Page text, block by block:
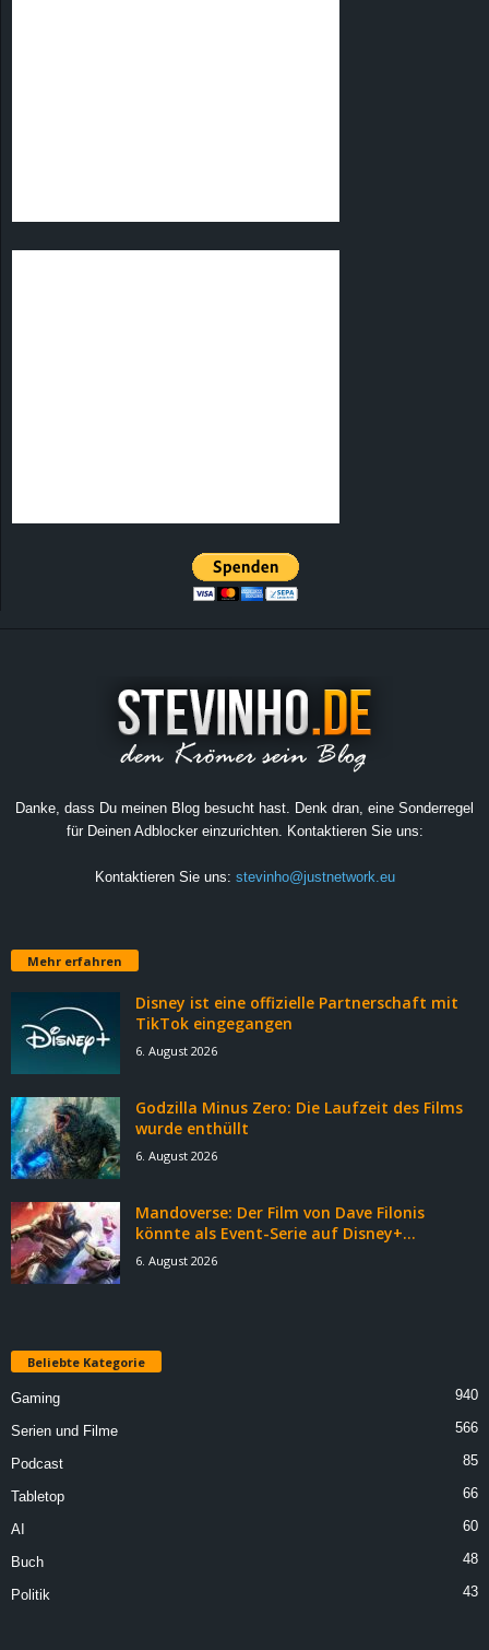
Danke, dass Du meinen Blog besucht hast. Denk dran, eine Sonderregel
für Deinen Adblocker einzurichten. Kontaktieren Sie uns:
Kontaktieren Sie uns: stevinho@justnetwork.eu
Mehr erfahren
Disney ist eine offizielle Partnerschaft mit
TikTok eingegangen
6. August 2026
Godzilla Minus Zero: Die Laufzeit des Films
wurde enthüllt
6. August 2026
Mandoverse: Der Film von Dave Filonis
könnte als Event-Serie auf Disney+...
6. August 2026
Beliebte Kategorie
Gaming 940
Serien und Filme 566
Podcast 85
Tabletop 66
AI 60
Buch 48
Politik 43